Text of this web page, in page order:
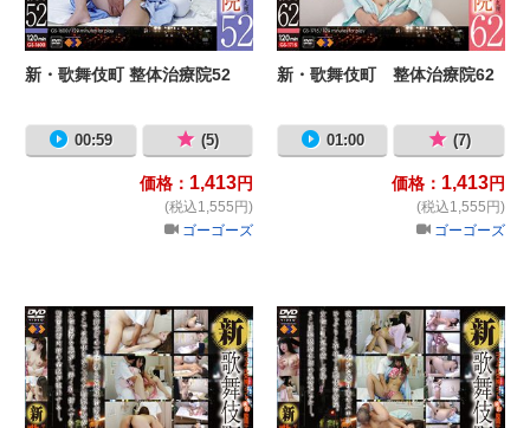
新・歌舞伎町 整体治療院52
00:59 (5)
価格： 1,413円
(税込1,555円)
ゴーゴーズ
新・歌舞伎町 整体治療院62
01:00 (7)
価格： 1,413円
(税込1,555円)
ゴーゴーズ
新・歌舞伎町 整体治療院 63 新